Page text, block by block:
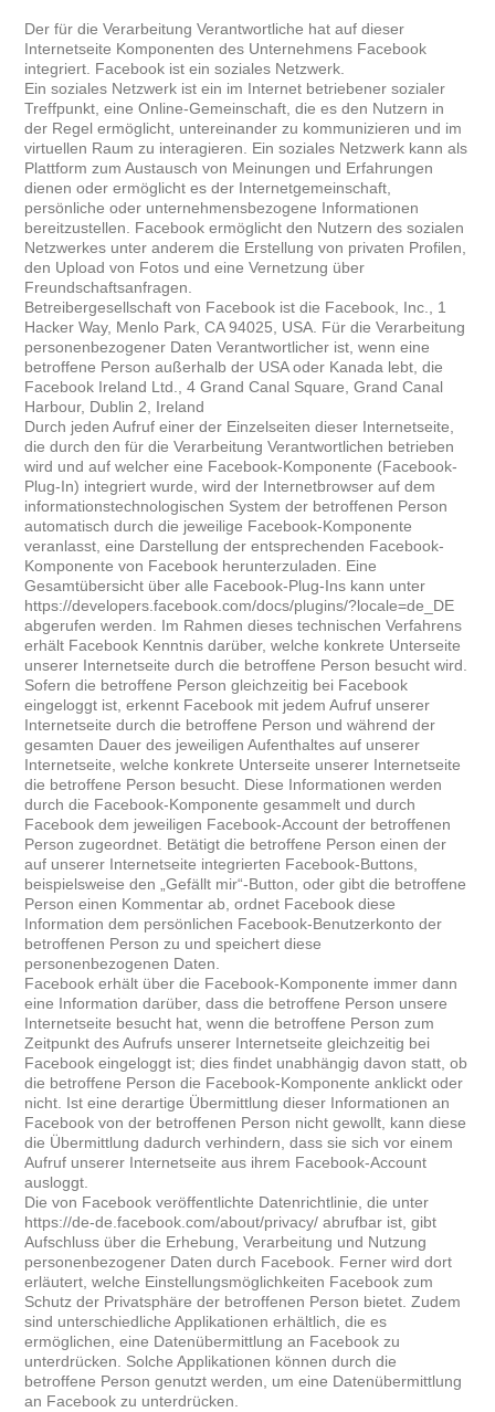
Der für die Verarbeitung Verantwortliche hat auf dieser
Internetseite Komponenten des Unternehmens Facebook
integriert. Facebook ist ein soziales Netzwerk.
Ein soziales Netzwerk ist ein im Internet betriebener sozialer
Treffpunkt, eine Online-Gemeinschaft, die es den Nutzern in
der Regel ermöglicht, untereinander zu kommunizieren und im
virtuellen Raum zu interagieren. Ein soziales Netzwerk kann als
Plattform zum Austausch von Meinungen und Erfahrungen
dienen oder ermöglicht es der Internetgemeinschaft,
persönliche oder unternehmensbezogene Informationen
bereitzustellen. Facebook ermöglicht den Nutzern des sozialen
Netzwerkes unter anderem die Erstellung von privaten Profilen,
den Upload von Fotos und eine Vernetzung über
Freundschaftsanfragen.
Betreibergesellschaft von Facebook ist die Facebook, Inc., 1
Hacker Way, Menlo Park, CA 94025, USA. Für die Verarbeitung
personenbezogener Daten Verantwortlicher ist, wenn eine
betroffene Person außerhalb der USA oder Kanada lebt, die
Facebook Ireland Ltd., 4 Grand Canal Square, Grand Canal
Harbour, Dublin 2, Ireland
Durch jeden Aufruf einer der Einzelseiten dieser Internetseite,
die durch den für die Verarbeitung Verantwortlichen betrieben
wird und auf welcher eine Facebook-Komponente (Facebook-
Plug-In) integriert wurde, wird der Internetbrowser auf dem
informationstechnologischen System der betroffenen Person
automatisch durch die jeweilige Facebook-Komponente
veranlasst, eine Darstellung der entsprechenden Facebook-
Komponente von Facebook herunterzuladen. Eine
Gesamtübersicht über alle Facebook-Plug-Ins kann unter
https://developers.facebook.com/docs/plugins/?locale=de_DE
abgerufen werden. Im Rahmen dieses technischen Verfahrens
erhält Facebook Kenntnis darüber, welche konkrete Unterseite
unserer Internetseite durch die betroffene Person besucht wird.
Sofern die betroffene Person gleichzeitig bei Facebook
eingeloggt ist, erkennt Facebook mit jedem Aufruf unserer
Internetseite durch die betroffene Person und während der
gesamten Dauer des jeweiligen Aufenthaltes auf unserer
Internetseite, welche konkrete Unterseite unserer Internetseite
die betroffene Person besucht. Diese Informationen werden
durch die Facebook-Komponente gesammelt und durch
Facebook dem jeweiligen Facebook-Account der betroffenen
Person zugeordnet. Betätigt die betroffene Person einen der
auf unserer Internetseite integrierten Facebook-Buttons,
beispielsweise den „Gefällt mir“-Button, oder gibt die betroffene
Person einen Kommentar ab, ordnet Facebook diese
Information dem persönlichen Facebook-Benutzerkonto der
betroffenen Person zu und speichert diese
personenbezogenen Daten.
Facebook erhält über die Facebook-Komponente immer dann
eine Information darüber, dass die betroffene Person unsere
Internetseite besucht hat, wenn die betroffene Person zum
Zeitpunkt des Aufrufs unserer Internetseite gleichzeitig bei
Facebook eingeloggt ist; dies findet unabhängig davon statt, ob
die betroffene Person die Facebook-Komponente anklickt oder
nicht. Ist eine derartige Übermittlung dieser Informationen an
Facebook von der betroffenen Person nicht gewollt, kann diese
die Übermittlung dadurch verhindern, dass sie sich vor einem
Aufruf unserer Internetseite aus ihrem Facebook-Account
ausloggt.
Die von Facebook veröffentlichte Datenrichtlinie, die unter
https://de-de.facebook.com/about/privacy/ abrufbar ist, gibt
Aufschluss über die Erhebung, Verarbeitung und Nutzung
personenbezogener Daten durch Facebook. Ferner wird dort
erläutert, welche Einstellungsmöglichkeiten Facebook zum
Schutz der Privatsphäre der betroffenen Person bietet. Zudem
sind unterschiedliche Applikationen erhältlich, die es
ermöglichen, eine Datenübermittlung an Facebook zu
unterdrücken. Solche Applikationen können durch die
betroffene Person genutzt werden, um eine Datenübermittlung
an Facebook zu unterdrücken.